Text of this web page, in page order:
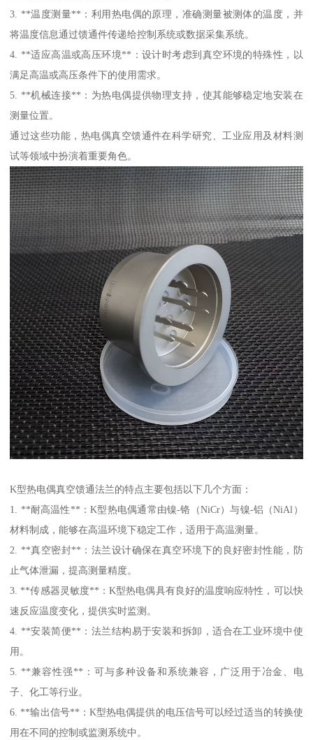
3. **温度测量**：利用热电偶的原理，准确测量被测体的温度，并
将温度信息通过馈通件传递给控制系统或数据采集系统。
4. **适应高温或高压环境**：设计时考虑到真空环境的特殊性，以
满足高温或高压条件下的使用需求。
5. **机械连接**：为热电偶提供物理支持，使其能够稳定地安装在
测量位置。
通过这些功能，热电偶真空馈通件在科学研究、工业应用及材料测
试等领域中扮演着重要角色。
K型热电偶真空馈通法兰的特点主要包括以下几个方面：
1. **耐高温性**：K型热电偶通常由镍-铬（NiCr）与镍-铝（NiAl）
材料制成，能够在高温环境下稳定工作，适用于高温测量。
2. **真空密封**：法兰设计确保在真空环境下的良好密封性能，防
止气体泄漏，提高测量精度。
3. **传感器灵敏度**：K型热电偶具有良好的温度响应特性，可以快
速反应温度变化，提供实时监测。
4. **安装简便**：法兰结构易于安装和拆卸，适合在工业环境中使
用。
5. **兼容性强**：可与多种设备和系统兼容，广泛用于冶金、电
子、化工等行业。
6. **输出信号**：K型热电偶提供的电压信号可以经过适当的转换使
用在不同的控制或监测系统中。